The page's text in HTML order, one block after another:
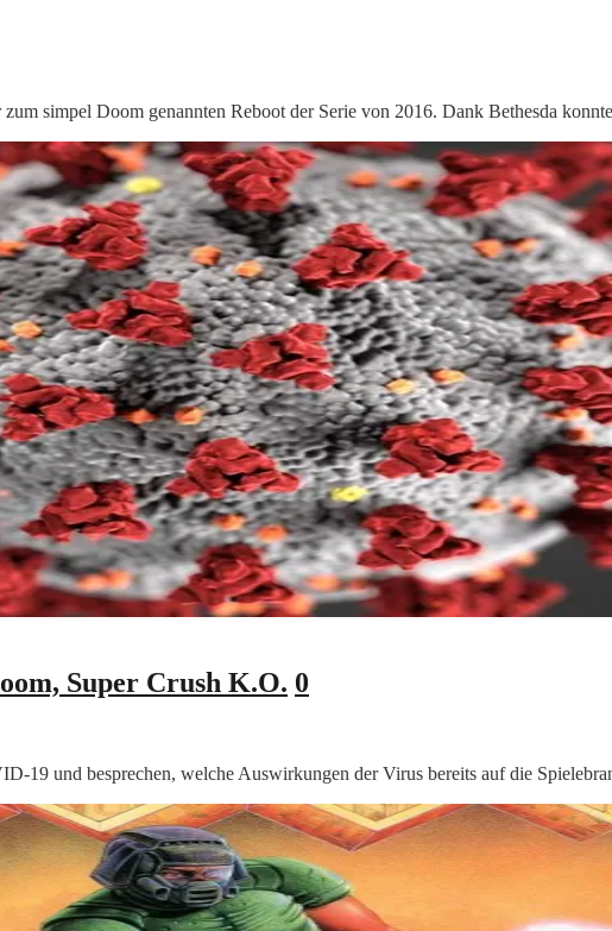
simpel Doom genannten Reboot der Serie von 2016. Dank Bethesda
Super Crush K.O. 0
19 und besprechen, welche Auswirkungen der Virus bereits auf die